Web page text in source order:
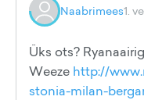
Naabrimees1.
Üks ots?
Weeze http://
stonia-milan-